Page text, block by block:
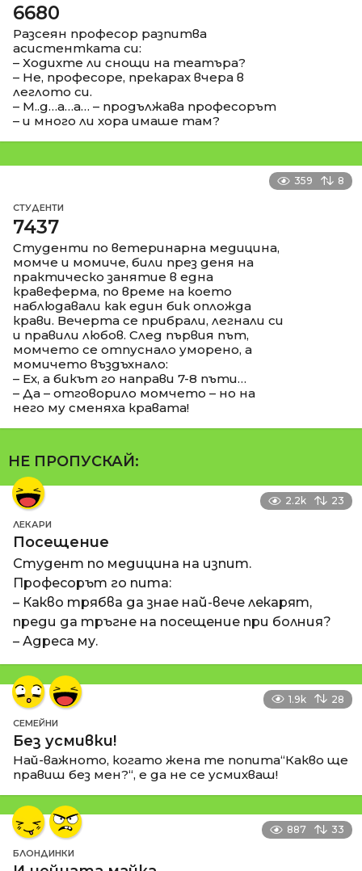
6680
Разсеян професор разпитва
асистентката си:
– Ходихте ли снощи на театъра?
– Не, професоре, прекарах вчера в
леглото си.
– М..д…а…а… – продължава професорът
– и много ли хора имаше там?
359 8
СТУДЕНТИ
7437
Студенти по ветеринарна медицина,
момче и момиче, били през деня на
практическо занятие в една
кравеферма, по време на което
наблюдавали как един бик опложда
крави. Вечерта се прибрали, легнали си
и правили любов. След първия път,
момчето се отпуснало уморено, а
момичето въздъхнало:
– Ех, а бикът го направи 7-8 пъти…
– Да – отговорило момчето – но на
него му сменяха кравата!
НЕ ПРОПУСКАЙ:
2.2k 23
ЛЕКАРИ
Посещение
Студент по медицина на изпит.
Професорът го пита:
– Какво трябва да знае най-вече лекарят,
преди да тръгне на посещение при болния?
– Адреса му.
1.9k 28
СЕМЕЙНИ
Без усмивки!
Най-важното, когато жена те попита“Какво ще
правиш без мен?“, е да не се усмихваш!
887 33
БЛОНДИНКИ